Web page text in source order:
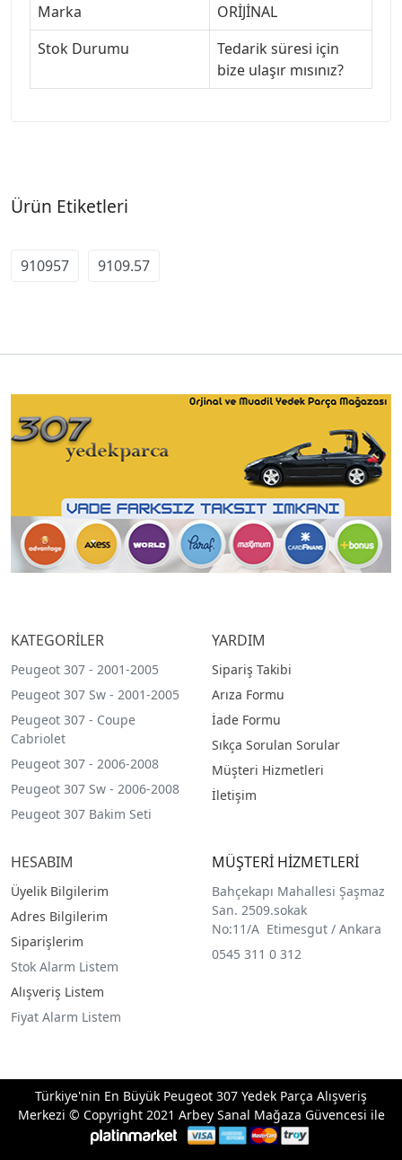
Marka
ORİJİNAL
Stok Durumu
Tedarik süresi için
bize ulaşır mısınız?
Ürün Etiketleri
910957 9109.57
KATEGORİLER
Peugeot 307 - 2001-2005
Peugeot 307 Sw - 2001-2005
Peugeot 307 - Coupe
Cabriolet
Peugeot 307 - 2006-2008
Peugeot 307 Sw - 2006-2008
Peugeot 307 Bakim Seti
YARDIM
Sipariş Takibi
Arıza Formu
İade Formu
Sıkça Sorulan Sorular
Müşteri Hizmetleri
İletişim
HESABIM
Üyelik Bilgilerim
Adres Bilgilerim
Siparişlerim
Stok Alarm Listem
Alışveriş Listem
Fiyat Alarm Listem
MÜŞTERİ HİZMETLERİ
Bahçekapı Mahallesi Şaşmaz
San. 2509.sokak
No:11/A Etimesgut / Ankara
0545 311 0 312
Türkiye'nin En Büyük Peugeot 307 Yedek Parça Alışveriş
Merkezi © Copyright 2021 Arbey Sanal Mağaza Güvencesi ile